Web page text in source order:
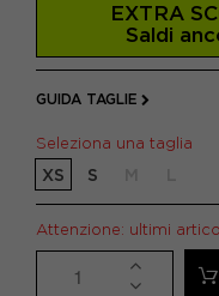
EXTRA
Saldi
GUIDA TAGLIE
Seleziona una taglia
XS S
Attenzione: ultimi